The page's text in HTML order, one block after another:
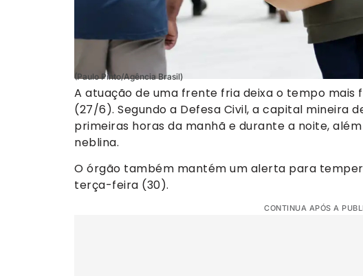
(Paulo Pinto/Agência Brasil)
A atuação de uma frente fria deixa o tempo mais
(27/6). Segundo a Defesa Civil, a capital mineira
primeiras horas da manhã e durante a noite,
neblina.
O órgão também mantém um alerta para
terça-feira (30).
CONTINUA APÓS A